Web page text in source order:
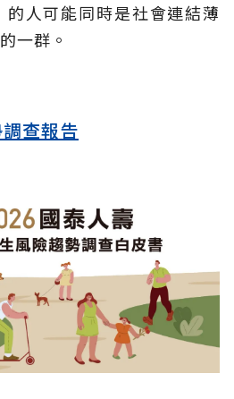
人可能同時是社會連結薄
一群。
查報告